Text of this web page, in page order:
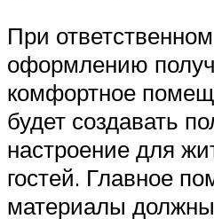
При
оформлению
комфортное
будет создавать
настроение для
гостей. Главное
материалы